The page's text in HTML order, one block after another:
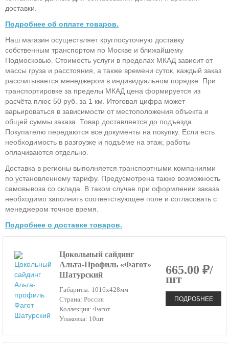
доставки.
Подробнее об оплате товаров.
Наш магазин осуществляет круглосуточную доставку
собственным транспортом по Москве и ближайшему
Подмосковью. Стоимость услуги в пределах МКАД зависит от
массы груза и расстояния, а также времени суток, каждый заказ
рассчитывается менеджером в индивидуальном порядке. При
транспортировке за пределы МКАД цена формируется из
расчёта плюс 50 руб. за 1 км. Итоговая цифра может
варьироваться в зависимости от местоположения объекта и
общей суммы заказа. Товар доставляется до подъезда.
Покупателю передаются все документы на покупку. Если есть
необходимость в разгрузке и подъёме на этаж, работы
оплачиваются отдельно.
Доставка в регионы выполняется транспортными компаниями
по установленному тарифу. Предусмотрена также возможность
самовывоза со склада. В таком случае при оформлении заказа
необходимо заполнить соответствующее поле и согласовать с
менеджером точное время.
Подробнее о доставке товаров.
Цокольный сайдинг
Альта-Профиль «Фагот»
Шатурский
Габариты: 1016х428мм
Страна: Россия
Коллекция: Фагот
Упаковка: 10шт
665.00 ₽/
шт
ПОДРОБНЕЕ